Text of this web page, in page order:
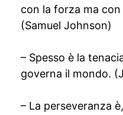
con la forza ma
(Samuel Johnson)
– Spesso è la
governa il mondo.
– La perseveranza